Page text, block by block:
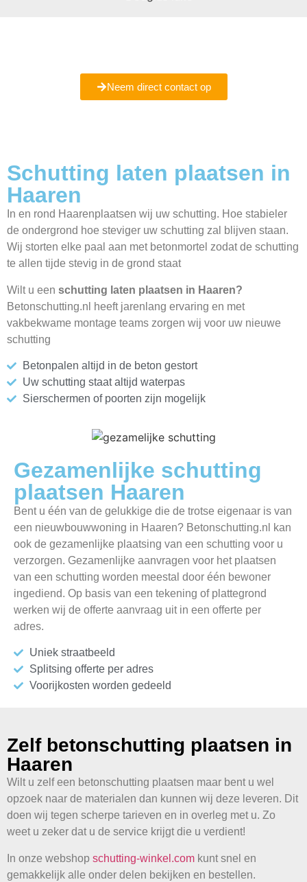
Neem direct contact op
Schutting laten plaatsen in
Haaren
In en rond Haarenplaatsen wij uw schutting. Hoe stabieler
de ondergrond hoe steviger uw schutting zal blijven staan.
Wij storten elke paal aan met betonmortel zodat de schutting
te allen tijde stevig in de grond staat
Wilt u een schutting laten plaatsen in Haaren?
Betonschutting.nl heeft jarenlang ervaring en met
vakbekwame montage teams zorgen wij voor uw nieuwe
schutting
Betonpalen altijd in de beton gestort
Uw schutting staat altijd waterpas
Sierschermen of poorten zijn mogelijk
Gezamenlijke schutting
plaatsen Haaren
Bent u één van de gelukkige die de trotse eigenaar is van
een nieuwbouwwoning in Haaren? Betonschutting.nl kan
ook de gezamenlijke plaatsing van een schutting voor u
verzorgen. Gezamenlijke aanvragen voor het plaatsen
van een schutting worden meestal door één bewoner
ingediend. Op basis van een tekening of plattegrond
werken wij de offerte aanvraag uit in een offerte per
adres.
Uniek straatbeeld
Splitsing offerte per adres
Voorijkosten worden gedeeld
Zelf betonschutting plaatsen in
Haaren
Wilt u zelf een betonschutting plaatsen maar bent u wel
opzoek naar de materialen dan kunnen wij deze leveren. Dit
doen wij tegen scherpe tarieven en in overleg met u. Zo
weet u zeker dat u de service krijgt die u verdient!
In onze webshop schutting-winkel.com kunt snel en
gemakkelijk alle onder delen bekijken en bestellen.